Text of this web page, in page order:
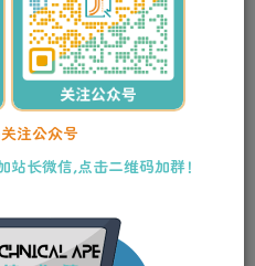
购买
！建议登录后购买，可保存购买订单。
集整理而来，仅供学习和研究使
合作！
注公众号
长微信,点击二维码加群！